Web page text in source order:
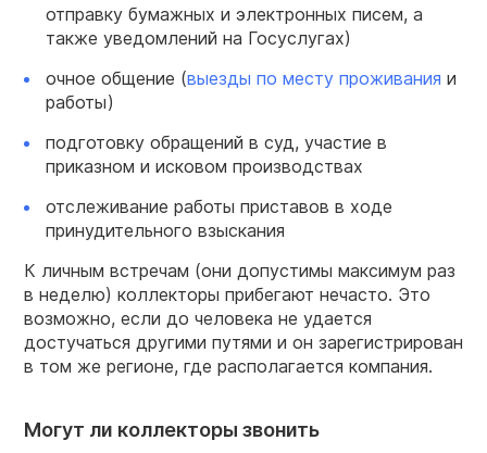
отправку бумажных и электронных писем, а
также уведомлений на Госуслугах)
очное общение (выезды по месту проживания и
работы)
подготовку обращений в суд, участие в
приказном и исковом производствах
отслеживание работы приставов в ходе
принудительного взыскания
К личным встречам (они допустимы максимум раз
в неделю) коллекторы прибегают нечасто. Это
возможно, если до человека не удается
достучаться другими путями и он зарегистрирован
в том же регионе, где располагается компания.
Могут ли коллекторы звонить